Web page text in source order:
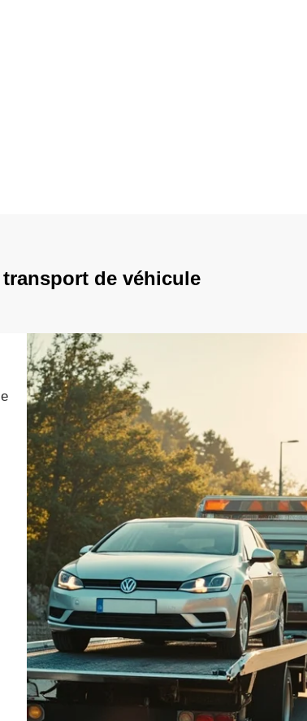
de véhicule